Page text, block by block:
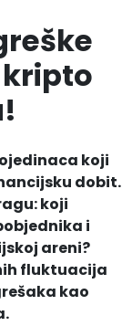
koji
dobit.
koji
i
areni?
fluktuacija
kao